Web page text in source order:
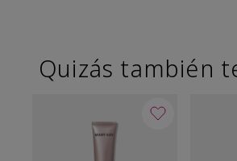
Quizás también